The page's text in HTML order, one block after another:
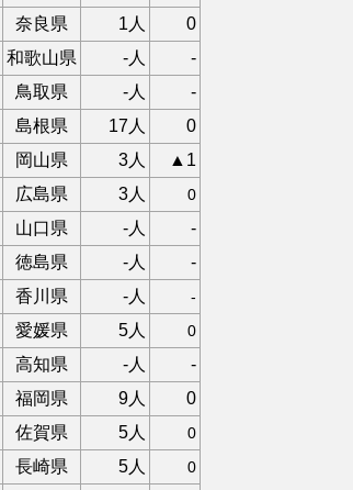
奈良県 1人
0
和歌山県 -人
-
鳥取県 -人
-
島根県 17人
0
岡山県 3人
▲1
広島県 3人 0
山口県 -人
-
徳島県 -人
-
香川県 -人 -
愛媛県 5人 0
高知県 -人
-
福岡県 9人
0
佐賀県 5人 0
長崎県 5人 0